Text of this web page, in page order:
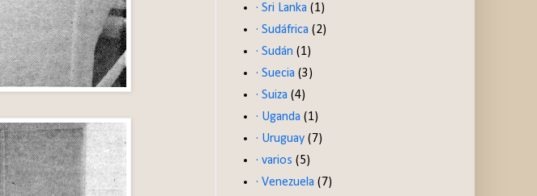
· Sri Lanka (1)
· Sudáfrica (2)
· Sudán (1)
· Suecia (3)
· Suiza (4)
· Uganda (1)
· Uruguay (7)
· varios (5)
· Venezuela (7)